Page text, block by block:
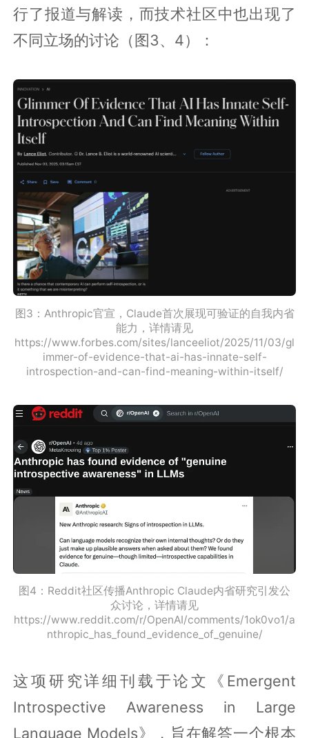
行了报道与解读，而技术社区中也出现了
不同立场的讨论（图3、4）：
图3：Anthropic官宣，Claude首次展现可验证的自我内省
能力，详情请见
https://www.forbes.com/sites/lanceeliot/2025/11/03/gl
immer-of-evidence-that-ai-has-innate-self-
introspection-and-can-find-meaning-within-itself/
图4：Reddit社区传播Anthropic Claude内省研究引发公
众讨论，详情请见
https://www.reddit.com/r/OpenAI/comments/1ok0vo1/a
nthropic_has_found_evidence_of_genuine/
这项研究详细刊载于论文《Emergent
Introspective Awareness in Large
Language Models》，旨在解答一个根本